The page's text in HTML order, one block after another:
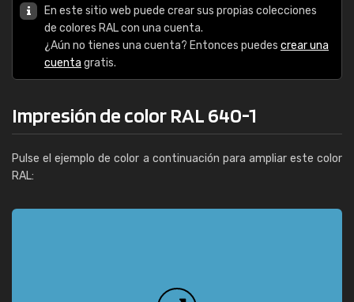
En este sitio web puede crear sus propias colecciones
de colores RAL con una cuenta.
¿Aún no tienes una cuenta? Entonces puedes crear una
cuenta gratis.
Impresión de color RAL 640-1
Pulse el ejemplo de color a continuación para ampliar este color
RAL: